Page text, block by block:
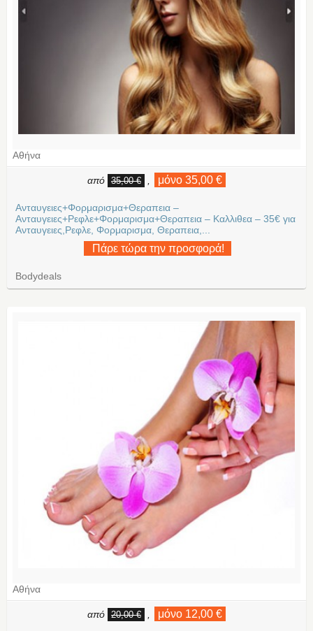
Αθήνα
από 35,00 € μόνο 35,00 €
Ανταυγειες+Φορμαρισμα+Θεραπεια –
Ανταυγειες+Ρεφλε+Φορμαρισμα+Θεραπεια – Καλλιθεα – 35€ για
Ανταυγειες,Ρεφλε, Φορμαρισμα, Θεραπεια,...
Πάρε τώρα την προσφορά!
Bodydeals
Αθήνα
από 20,00 € μόνο 12,00 €